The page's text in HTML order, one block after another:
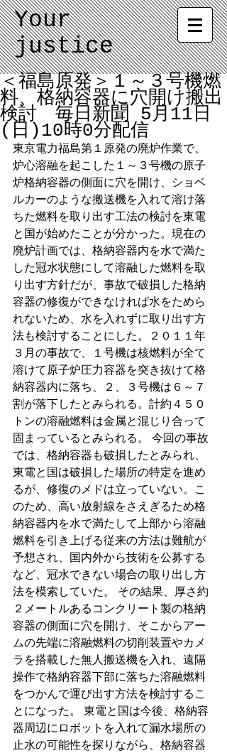
Your
justice
＜福島原発＞１～３号機燃
料、格納容器に穴開け搬出
検討 毎日新聞 5月11日
(日)10時0分配信
東京電力福島第１原発の廃炉作業で、
炉心溶融を起こした１～３号機の原子
炉格納容器の側面に穴を開け、ショベ
ルカーのような搬送機を入れて溶け落
ちた燃料を取り出す工法の検討を東電
と国が始めたことが分かった。現在の
廃炉計画では、格納容器内を水で満た
した冠水状態にして溶融した燃料を取
り出す方針だが、事故で破損した格納
容器の修復ができなければ水をためら
れないため、水を入れずに取り出す方
法も検討することにした。２０１１年
３月の事故で、１号機は核燃料が全て
溶けて原子炉圧力容器を突き抜けて格
納容器内に落ち、２、３号機は６～７
割が落下したとみられる。計約４５０
トンの溶融燃料は金属と混じり合って
固まっているとみられる。 今回の事故
では、格納容器も破損したとみられ、
東電と国は破損した場所の特定を進め
るが、修復のメドは立っていない。こ
のため、高い放射線をさえぎるため格
納容器内を水で満たして上部から溶融
燃料を引き上げる従来の方法は難航が
予想され、国内外から技術を公募する
など、冠水できない場合の取り出し方
法を模索していた。 その結果、厚さ約
２メートルあるコンクリート製の格納
容器の側面に穴を開け、そこからアー
ムの先端に溶融燃料の切削装置やカメ
ラを搭載した無人搬送機を入れ、遠隔
操作で格納容器下部に落ちた溶融燃料
をつかんで運び出す方法を検討するこ
とになった。 東電と国は今後、格納容
器周辺にロボットを入れて漏水場所の
止水の可能性を探りながら、格納容器